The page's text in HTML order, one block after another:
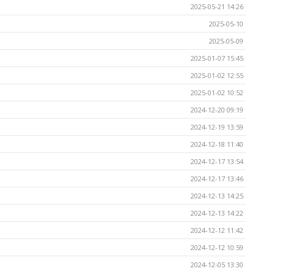
2025-05-21 14:26
2025-05-10
2025-05-09
2025-01-07 15:45
2025-01-02 12:55
2025-01-02 10:52
2024-12-20 09:19
2024-12-19 13:59
2024-12-18 11:40
2024-12-17 13:54
2024-12-17 13:46
2024-12-13 14:25
2024-12-13 14:22
2024-12-12 11:42
2024-12-12 10:59
2024-12-05 13:30